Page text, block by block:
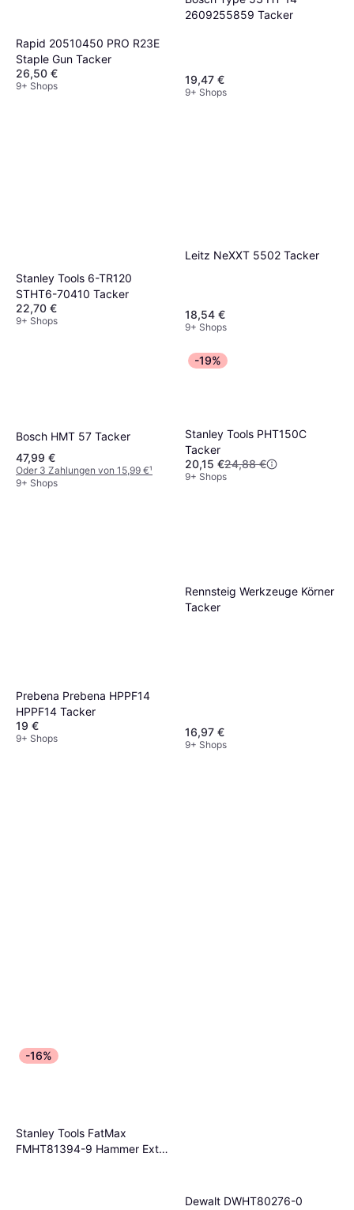
Rapid 20510450 PRO R23E
Staple Gun Tacker
26,50 €
9+ Shops
2609255859 Tacker
19,47 €
9+ Shops
Stanley Tools 6-TR120
STHT6-70410 Tacker
22,70 €
9+ Shops
Leitz NeXXT 5502 Tacker
18,54 €
9+ Shops
Bosch HMT 57 Tacker
47,99 €
Oder 3 Zahlungen von 15,99 €¹
9+ Shops
-19%
Stanley Tools PHT150C
Tacker
20,15 €24,88 €
9+ Shops
Prebena Prebena HPPF14
HPPF14 Tacker
19 €
9+ Shops
Rennsteig Werkzeuge Körner
Tacker
16,97 €
9+ Shops
-16%
Stanley Tools FatMax
FMHT81394-9 Hammer Extra
Dewalt DWHT80276-0